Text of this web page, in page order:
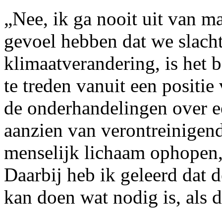
„Nee, ik ga nooit uit van
gevoel hebben dat we
klimaatverandering, is het
te treden vanuit een
de onderhandelingen over
aanzien van
menselijk lichaam
Daarbij heb ik geleerd dat
kan doen wat nodig is, als